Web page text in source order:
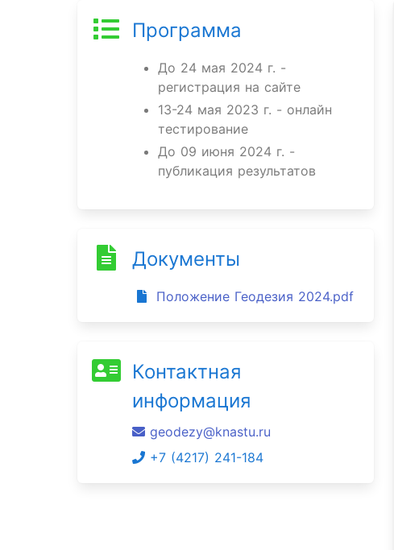
Программа
До 24 мая 2024 г. -
регистрация на сайте
13-24 мая 2023 г. - онлайн
тестирование
До 09 июня 2024 г. -
публикация результатов
Документы
Положение Геодезия 2024.pdf
Контактная
информация
geodezy@knastu.ru
+7 (4217) 241-184